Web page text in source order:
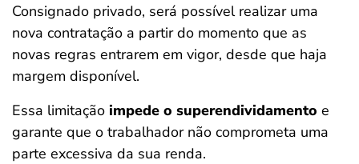
Consignado privado, será possível realizar uma
nova contratação a partir do momento que as
novas regras entrarem em vigor, desde que haja
margem disponível.
Essa limitação impede o superendividamento e
garante que o trabalhador não comprometa uma
parte excessiva da sua renda.